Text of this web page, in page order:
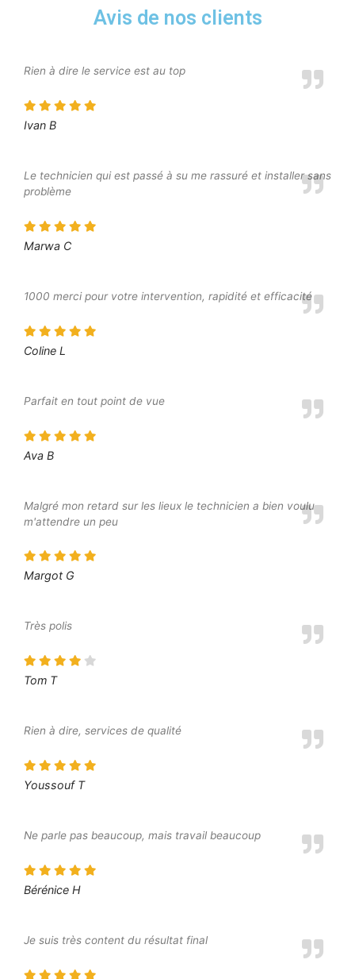
Avis de nos clients
Rien à dire le service est au top
Ivan B
Le technicien qui est passé à su me rassuré et installer sans
problème
Marwa C
1000 merci pour votre intervention, rapidité et efficacité
Coline L
Parfait en tout point de vue
Ava B
Malgré mon retard sur les lieux le technicien a bien voulu
m'attendre un peu
Margot G
Très polis
Tom T
Rien à dire, services de qualité
Youssouf T
Ne parle pas beaucoup, mais travail beaucoup
Bérénice H
Je suis très content du résultat final